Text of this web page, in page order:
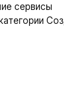
сервисы